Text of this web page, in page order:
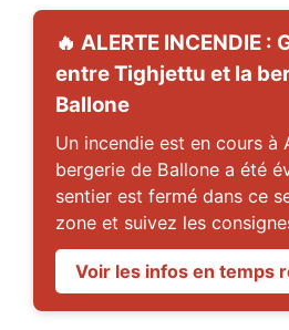
🔥 ALERTE INCENDIE :
entre Tighjettu et la
Ballone
Un incendie est en cours à
bergerie de Ballone a été
sentier est fermé dans ce
zone et suivez les
Voir les infos en temps